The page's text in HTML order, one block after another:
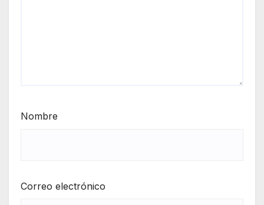
Nombre
Correo electrónico